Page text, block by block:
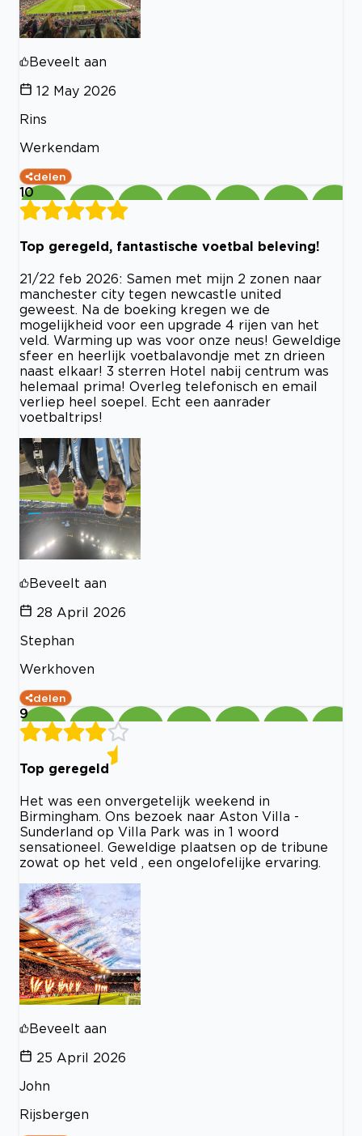
Beveelt aan
12 May 2026
Rins
Werkendam
delen
10
Top geregeld, fantastische voetbal beleving!
21/22 feb 2026: Samen met mijn 2 zonen naar
manchester city tegen newcastle united
geweest. Na de boeking kregen we de
mogelijkheid voor een upgrade 4 rijen van het
veld. Warming up was voor onze neus! Geweldige
sfeer en heerlijk voetbalavondje met zn drieen
naast elkaar! 3 sterren Hotel nabij centrum was
helemaal prima! Overleg telefonisch en email
verliep heel soepel. Echt een aanrader
voetbaltrips!
Beveelt aan
28 April 2026
Stephan
Werkhoven
delen
9
Top geregeld
Het was een onvergetelijk weekend in
Birmingham. Ons bezoek naar Aston Villa -
Sunderland op Villa Park was in 1 woord
sensationeel. Geweldige plaatsen op de tribune
zowat op het veld , een ongelofelijke ervaring.
Beveelt aan
25 April 2026
John
Rijsbergen